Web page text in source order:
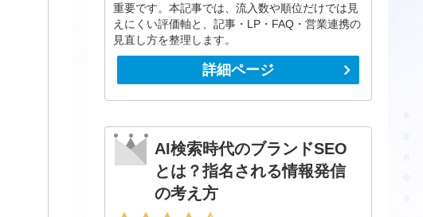
重要です。本記事では、流入数や順位だけでは見
えにくい評価軸と、記事・LP・FAQ・営業連携の
見直し方を整理します。
詳細ページ
AI検索時代のブランドSEO
とは？指名される情報発信
の考え方